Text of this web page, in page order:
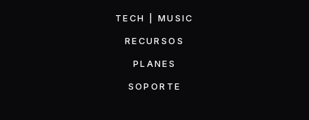
TECH | MUSIC
RECURSOS
PLANES
SOPORTE